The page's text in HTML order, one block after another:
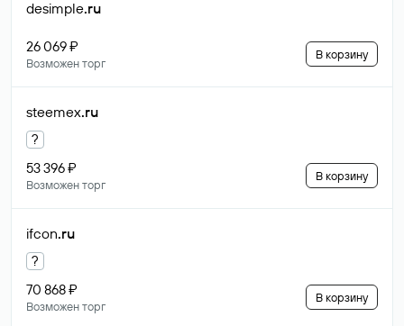
desimple.ru
26 069 ₽
Возможен торг
В корзину
steemex.ru
?
53 396 ₽
Возможен торг
В корзину
ifcon.ru
?
70 868 ₽
Возможен торг
В корзину